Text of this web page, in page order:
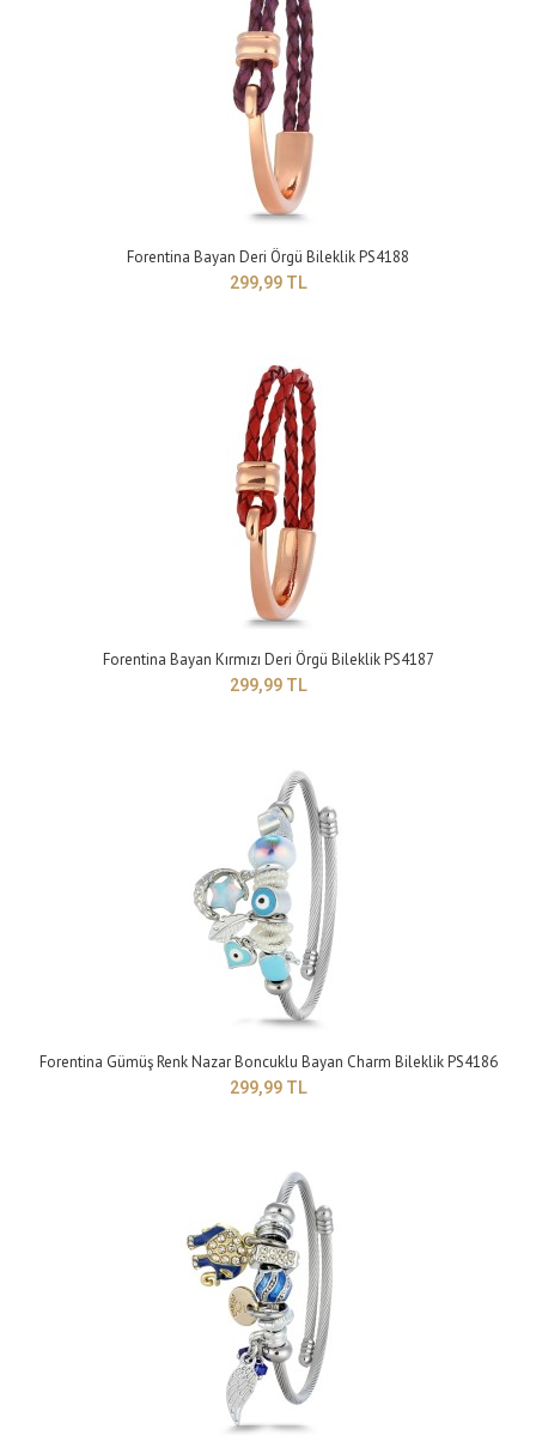
Yapısı: BijuteriMaden Rengi: gri-sarıTaş Rengi: beyazTakı setleri, birçok
kadının giyim tarzını tama..
Forentina Gümüş Kaplama Beyaz Taşlı Kalpli Bileklik PS4191
399,99 TL
Yapısı: BijuteriMaden Rengi: griTaş Rengi: beyazTakı setleri, birçok kadının
Forentina Altın Kaplama Beyaz Taşlı Kalpli Bileklik PS4190
399,99 TL
Yapısı: BijuteriMaden Rengi: sarıTaş Rengi: beyazTakı setleri, birçok kadının
giyim tarzını tamamlay..
Forentina Bayan Deri Örgü Bileklik PS4188
299,99 TL
Forentina Bayan Kırmızı Deri Örgü Bileklik PS4187
299,99 TL
Forentina Gümüş Renk Nazar Boncuklu Bayan Charm Bileklik PS4186
299,99 TL